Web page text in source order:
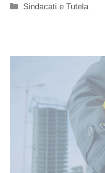
Categorie
Sindacati e Tutela